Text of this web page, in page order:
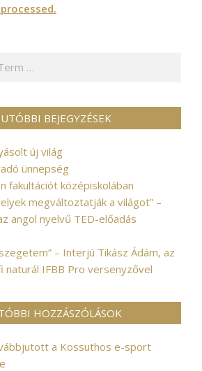
BEJEGYZÉSEK
új világ
ünnepség
fakultációt középiskolában
megváltoztatják a világot” –
angol nyelvű TED-előadás
– Interjú Tikász Ádám, az
naturál IFBB Pro versenyzővel
HOZZÁSZÓLÁSOK
a Kossuthos e-sport